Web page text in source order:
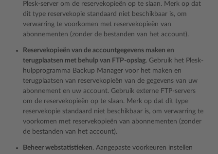
Plesk-server om de reservekopieën op te slaan. Merk op dat
dit type reservekopie standaard niet beschikbaar is, om
verwarring te voorkomen met reservekopieën van
abonnementen (zonder de bestanden van het account).
Reservekopieën van de accountgegevens maken en
terugplaatsen met behulp van FTP-opslag. Gebruik het Plesk-
hulpprogramma Backup Manager voor het maken en
terugplaatsen van reservekopieën van de gegevens van uw
abonnement en uw account. Gebruik externe FTP-servers
om de reservekopieën op te slaan. Merk op dat dit type
reservekopie standaard niet beschikbaar is, om verwarring te
voorkomen met reservekopieën van abonnementen (zonder
de bestanden van het account).
Beheer webstatistieken. Aangepaste voorkeuren instellen